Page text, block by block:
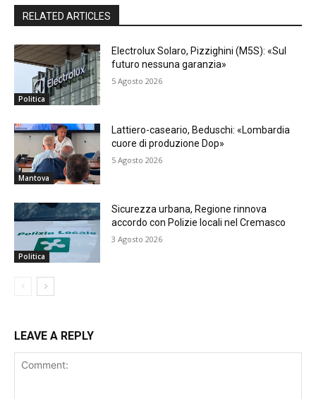
RELATED ARTICLES
Politica
Electrolux Solaro, Pizzighini (M5S): «Sul
futuro nessuna garanzia»
5 Agosto 2026
Mantova
Lattiero-caseario, Beduschi: «Lombardia
cuore di produzione Dop»
5 Agosto 2026
Politica
Sicurezza urbana, Regione rinnova
accordo con Polizie locali nel Cremasco
3 Agosto 2026
LEAVE A REPLY